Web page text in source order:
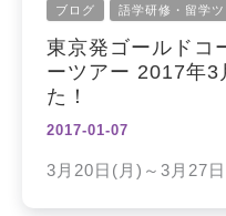
ブログ 語学研修・留学ツ
東京発ゴールドコ
ーツアー 2017年3
た！
2017-01-07
3月20日(月)～3月27